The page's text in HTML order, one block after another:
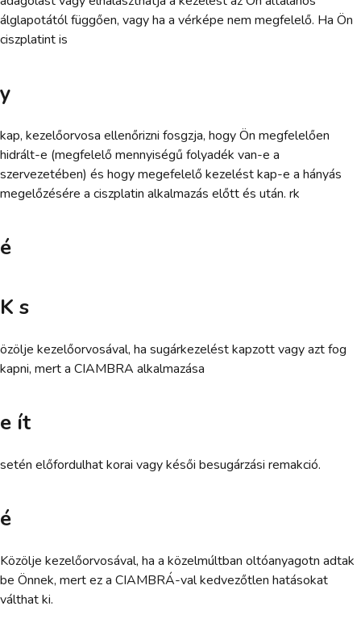
álglapotától függően, vagy ha a vérképe nem megfelelő. Ha Ön
ciszplatint is
y
kap, kezelőorvosa ellenőrizni fosgzja, hogy Ön megfelelően
hidrált-e (megfelelő mennyiségű folyadék van-e a
szervezetében) és hogy megefelelő kezelést kap-e a hányás
megelőzésére a ciszplatin alkalmazás előtt és után. rk
é
K s
özölje kezelőorvosával, ha sugárkezelést kapzott vagy azt fog
kapni, mert a CIAMBRA alkalmazása
e ít
setén előfordulhat korai vagy késői besugárzási remakció.
é
Közölje kezelőorvosával, ha a közelmúltban oltóanyagotn adtak
be Önnek, mert ez a CIAMBRÁ-val kedvezőtlen hatásokat
válthat ki.